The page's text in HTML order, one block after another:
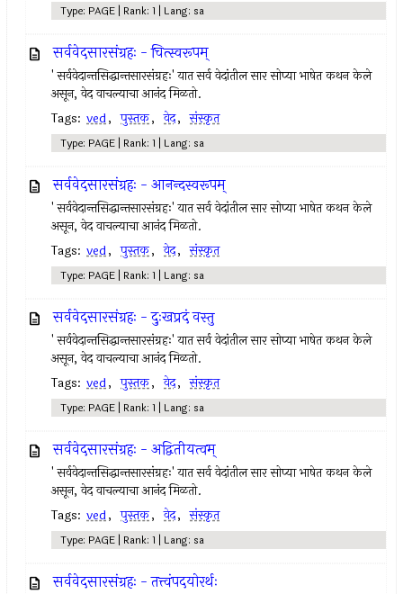
Type: PAGE | Rank: 1 | Lang: sa
सर्ववेदसारसंग्रहः - चित्स्वरूपम्
' सर्ववेदान्तसिद्धान्तसारसंग्रहः' यात सर्व वेदांतील सार सोप्या भाषेत कथन केले
असून, वेद वाचल्याचा आनंद मिळतो.
Tags: ved, पुस्तक, वेद, संस्कृत
Type: PAGE | Rank: 1 | Lang: sa
सर्ववेदसारसंग्रहः - आनन्दस्वरूपम्
' सर्ववेदान्तसिद्धान्तसारसंग्रहः' यात सर्व वेदांतील सार सोप्या भाषेत कथन केले
असून, वेद वाचल्याचा आनंद मिळतो.
Tags: ved, पुस्तक, वेद, संस्कृत
Type: PAGE | Rank: 1 | Lang: sa
सर्ववेदसारसंग्रहः - दुःखप्रदं वस्तु
' सर्ववेदान्तसिद्धान्तसारसंग्रहः' यात सर्व वेदांतील सार सोप्या भाषेत कथन केले
असून, वेद वाचल्याचा आनंद मिळतो.
Tags: ved, पुस्तक, वेद, संस्कृत
Type: PAGE | Rank: 1 | Lang: sa
सर्ववेदसारसंग्रहः - अद्वितीयत्वम्
' सर्ववेदान्तसिद्धान्तसारसंग्रहः' यात सर्व वेदांतील सार सोप्या भाषेत कथन केले
असून, वेद वाचल्याचा आनंद मिळतो.
Tags: ved, पुस्तक, वेद, संस्कृत
Type: PAGE | Rank: 1 | Lang: sa
सर्ववेदसारसंग्रहः - तत्त्वंपदयोरर्थः